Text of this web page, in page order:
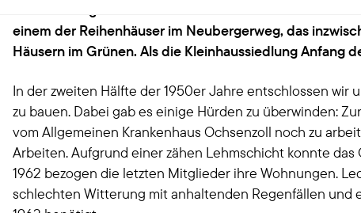
einem der Reihenhäuser im Neubergerweg, das
Häusern im Grünen. Als die Kleinhaussiedlung Anfang
In der zweiten Hälfte der 1950er Jahre entschlossen
zu bauen. Dabei gab es einige Hürden zu überwinden:
vom Allgemeinen Krankenhaus Ochsenzoll noch zu
Arbeiten. Aufgrund einer zähen Lehmschicht konnte
1962 bezogen die letzten Mitglieder ihre Wohnungen.
schlechten Witterung mit anhaltenden Regenfällen und